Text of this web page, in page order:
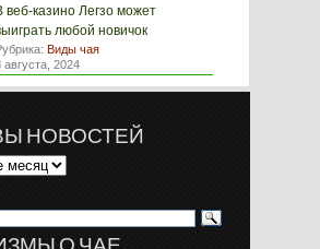
веб-казино Легзо может
любой новичок
Виды чая
августа, 2024
НОВОСТЕЙ